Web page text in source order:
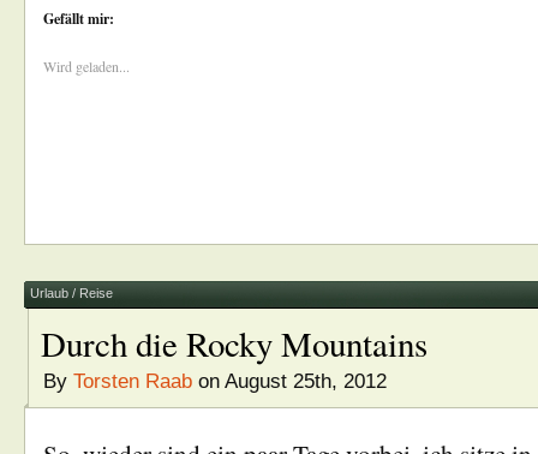
Gefällt mir:
Wird geladen...
Urlaub / Reise
Durch die Rocky Mountains
By Torsten Raab on August 25th, 2012